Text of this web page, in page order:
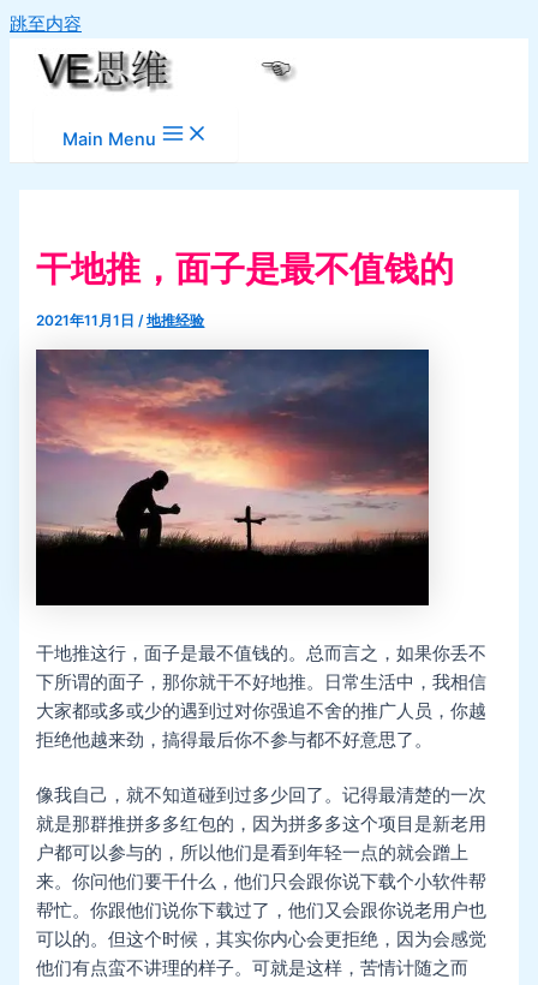
跳至内容
Main Menu
干地推，面子是最不值钱的
2021年11月1日/地推经验
干地推这行，面子是最不值钱的。总而言之，如果你丢不
下所谓的面子，那你就干不好地推。日常生活中，我相信
大家都或多或少的遇到过对你强追不舍的推广人员，你越
拒绝他越来劲，搞得最后你不参与都不好意思了。
像我自己，就不知道碰到过多少回了。记得最清楚的一次
就是那群推拼多多红包的，因为拼多多这个项目是新老用
户都可以参与的，所以他们是看到年轻一点的就会蹭上
来。你问他们要干什么，他们只会跟你说下载个小软件帮
帮忙。你跟他们说你下载过了，他们又会跟你说老用户也
可以的。但这个时候，其实你内心会更拒绝，因为会感觉
他们有点蛮不讲理的样子。可就是这样，苦情计随之而